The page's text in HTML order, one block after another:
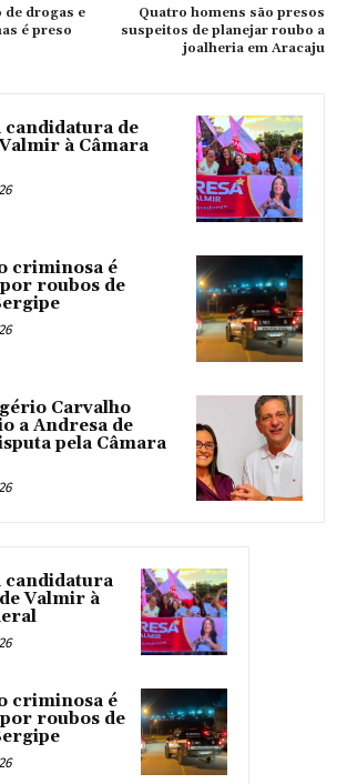
de drogas e
é preso
Quatro homens são presos
suspeitos de planejar roubo a
joalheria em Aracaju
candidatura de
à Câmara
criminosa é
roubos de
Carvalho
a Andresa de
pela Câmara
candidatura
Valmir à
criminosa é
roubos de